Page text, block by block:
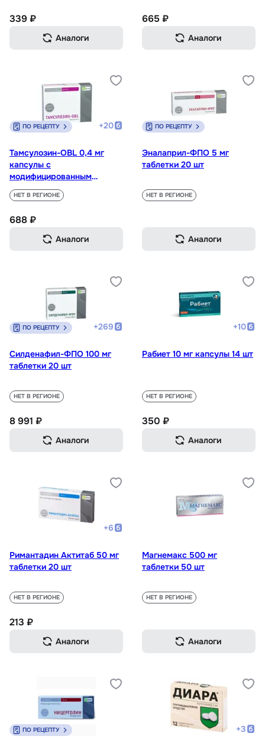
339 ₽
Аналоги
665 ₽
Аналоги
ПО РЕЦЕПТУ +20
Тамсулозин-OBL 0,4 мг
капсулы с
модифицированным
высвобождением 30 шт
НЕТ В РЕГИОНЕ
688 ₽
Аналоги
ПО РЕЦЕПТУ
Эналаприл-ФПО 5 мг
таблетки 20 шт
НЕТ В РЕГИОНЕ
Аналоги
ПО РЕЦЕПТУ +269
Силденафил-ФПО 100 мг
таблетки 20 шт
НЕТ В РЕГИОНЕ
8 991 ₽
Аналоги
+10
Рабиет 10 мг капсулы 14 шт
НЕТ В РЕГИОНЕ
350 ₽
Аналоги
+6
Римантадин Актитаб 50 мг
таблетки 20 шт
НЕТ В РЕГИОНЕ
213 ₽
Аналоги
Магнемакс 500 мг
таблетки 50 шт
НЕТ В РЕГИОНЕ
Аналоги
ПО РЕЦЕПТУ +3